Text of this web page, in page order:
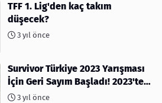
TFF 1. Lig'den kaç takım
düşecek?
3 yıl önce
Survivor Türkiye 2023 Yarışması
İçin Geri Sayım Başladı! 2023'te
kimler var?
3 yıl önce